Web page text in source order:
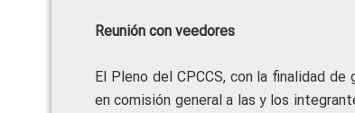
Reunión con veedores
El Pleno del CPCCS, con la finalidad
en comisión general a las y los